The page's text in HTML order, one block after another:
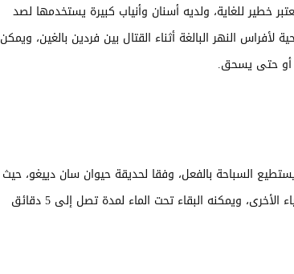
خطير للغاية، ولديه أسنان وأنياب كبيرة يستخدمها لصد
النهر البالغة أثناء القتال بين فردين بالغين، ويمكن
أو حتى يسحق.
السباحة بالفعل، وفقا لحديقة حيوان سان دييغو، حيث
ينزلق هذا الحيوان عبر الماء عن طريق دفع نفسه بعيدا عن الأشياء الأخرى، ويمكنه البقاء تحت الماء لمدة تصل إلى 5 دقائق